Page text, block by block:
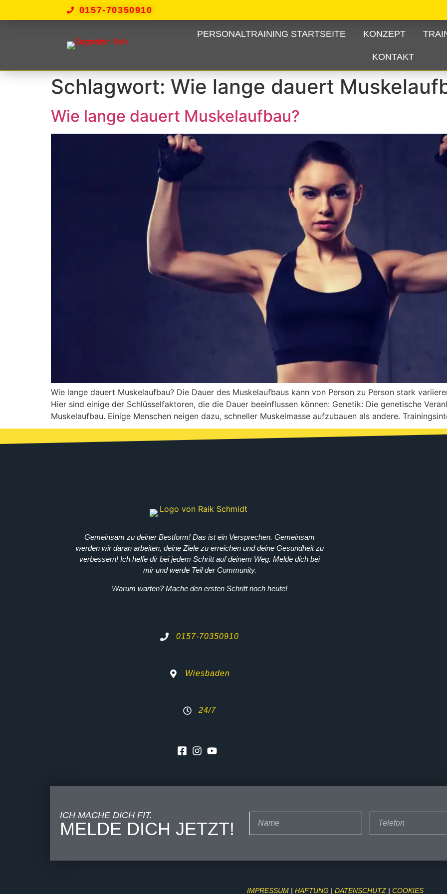
0157-70350910
PERSONALTRAINING STARTSEITE KONZEPT
KONTAKT
Schlagwort: Wie lange dauert
Wie lange dauert Muskelaufbau?
Wie lange dauert Muskelaufbau? Die Dauer des Muskelaufbaus kann von Person zu Person stark
Hier sind einige der Schlüsselfaktoren, die die Dauer beeinflussen können: Genetik: Die genetische
Muskelaufbau. Einige Menschen neigen dazu, schneller Muskelmasse aufzubauen als andere.
Gemeinsam zu deiner Bestform! Das ist ein Versprechen. Gemeinsam
werden wir daran arbeiten, deine Ziele zu erreichen und deine Gesundheit zu
verbessern! Ich helfe dir bei jedem Schritt auf deinem Weg. Melde dich bei
mir und werde Teil der Community.
Warum warten? Mache den ersten Schritt noch heute!
0157-70350910
Wiesbaden
24/7
ICH MACHE DICH FIT.
MELDE DICH JETZT!
IMPRESSUM | HAFTUNG | DATENSCHUTZ | COOKIES